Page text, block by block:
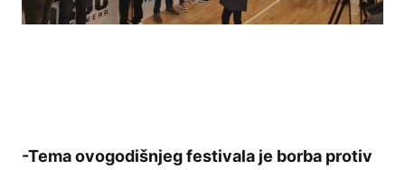
-Tema ovogodišnjeg festivala je borba protiv